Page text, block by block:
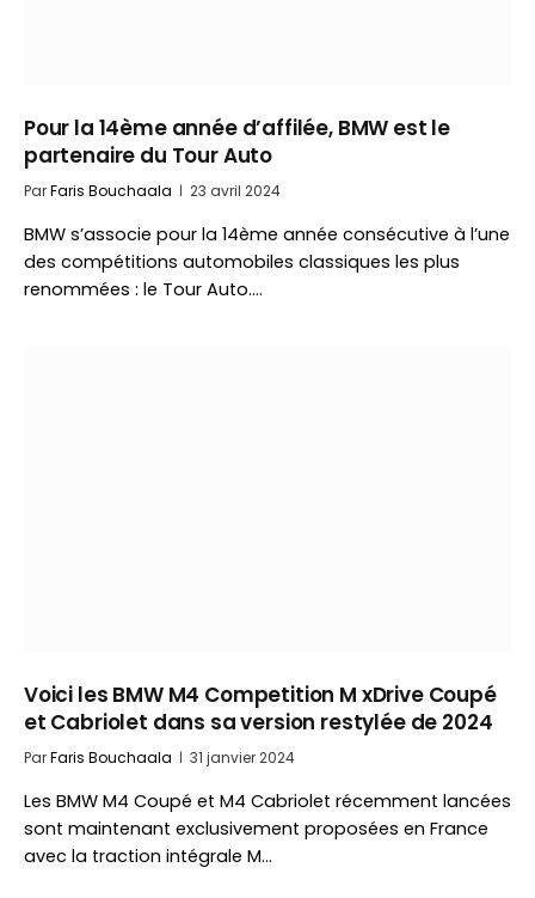
Pour la 14ème année d’affilée, BMW est le
partenaire du Tour Auto
ParFaris Bouchaala 23 avril 2024
BMW s’associe pour la 14ème année consécutive à l’une
des compétitions automobiles classiques les plus
renommées : le Tour Auto.…
Voici les BMW M4 Competition M xDrive Coupé
et Cabriolet dans sa version restylée de 2024
ParFaris Bouchaala 31 janvier 2024
Les BMW M4 Coupé et M4 Cabriolet récemment lancées
sont maintenant exclusivement proposées en France
avec la traction intégrale M…